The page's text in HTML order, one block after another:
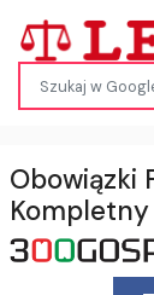
Obowiązki